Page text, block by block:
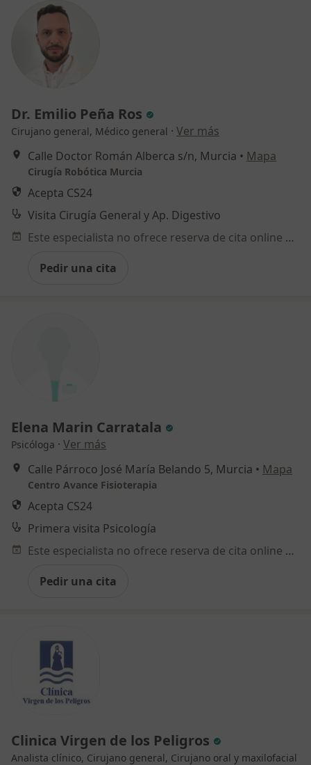
Dr. Emilio Peña Ros
Cirujano general, Médico general · Ver más
Calle Doctor Román Alberca s/n, Murcia • Mapa
Cirugía Robótica Murcia
Acepta CS24
Visita Cirugía General y Ap. Digestivo
Este especialista no ofrece reserva de cita online en esta dirección.
Pedir una cita
Elena Marin Carratala
Psicóloga · Ver más
Calle Párroco José María Belando 5, Murcia • Mapa
Centro Avance Fisioterapia
Acepta CS24
Primera visita Psicología
Este especialista no ofrece reserva de cita online en esta dirección.
Pedir una cita
Clinica Virgen de los Peligros
Analista clínico, Cirujano general, Cirujano oral y maxilofacial